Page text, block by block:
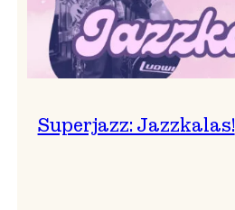
Superjazz: Jazzkalas!